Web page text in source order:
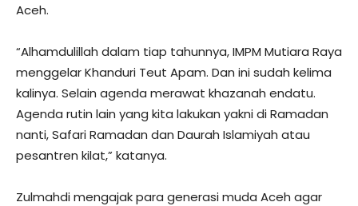
Aceh.
“Alhamdulillah dalam tiap tahunnya, IMPM Mutiara Raya
menggelar Khanduri Teut Apam. Dan ini sudah kelima
kalinya. Selain agenda merawat khazanah endatu.
Agenda rutin lain yang kita lakukan yakni di Ramadan
nanti, Safari Ramadan dan Daurah Islamiyah atau
pesantren kilat,” katanya.
Zulmahdi mengajak para generasi muda Aceh agar